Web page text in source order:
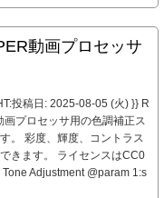
動画プロセッサ
投稿日: 2025-08-05 (火) }} R
画プロセッサ用の色調補正ス
。 彩度、輝度、コントラス
きます。 ライセンスはCC0
Tone Adjustment @param 1:s